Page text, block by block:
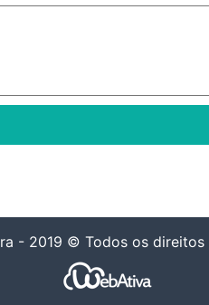
- 2019 © Todos os direitos